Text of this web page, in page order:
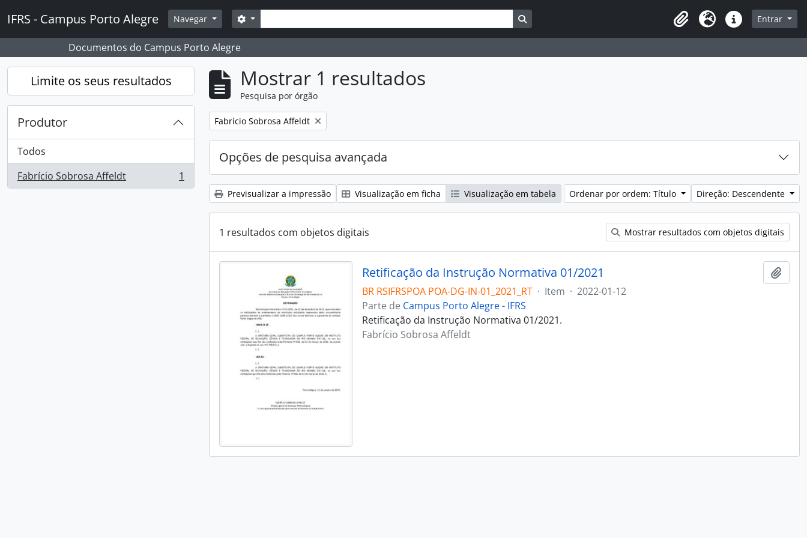
IFRS - Campus Porto Alegre Navegar Pesquisar
Opções de busca Busque na página de navegação
Idioma Ligações rápidas
Entrar
Documentos do Campus Porto Alegre
Limite os seus resultados
Produtor
Todos
Fabrício Sobrosa Affeldt
, 1 resultados 1
Mostrar 1 resultados
Pesquisa por órgão
Remover filtro:
Fabrício Sobrosa Affeldt
Opções de pesquisa avançada
Previsualizar a impressão Visualização em ficha Visualização em tabela Ordenar por ordem: Título Direção: Descendente
1 resultados com objetos digitais Mostrar resultados com objetos digitais
Retificação da Instrução Normativa 01/2021
BR RSIFRSPOA POA-DG-IN-01_2021_RT · Item · 2022-01-12
Parte de Campus Porto Alegre - IFRS
Retificação da Instrução Normativa 01/2021.
Fabrício Sobrosa Affeldt